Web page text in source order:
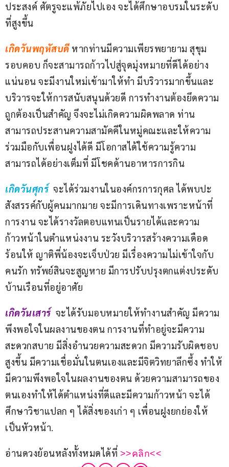
ประสงค์ ศัตรูจะแพ้ภัยไปเอง จะได้ศึกษาอบรมในระดับ
ที่สูงขึ้น
เกิดวันพฤหัสบดี หากท่านมีความเพียรพยายาม สุขุม
รอบคอบ ก็จะสามารถก้าวไปสู่จุดมุ่งหมายที่ดีได้อย่าง
แน่นอน จะมีงานใหม่เข้ามาให้ทำ มีบริวารมากขึ้นและ
บริวารจะให้การสนับสนุนด้วยดี การทำงานต้องยึดความ
ถูกต้องเป็นสำคัญ จึงจะไม่เกิดความผิดพลาด ท่าน
สามารถประสานความสามัคคีในหมู่คณะและให้ความ
ร่วมมือกับเพื่อนฝูงได้ดี มีโอกาสได้ใช้ความรู้ความ
สามารถได้อย่างเต็มที่ มีโชคด้านอาหารการกิน
เกิดวันศุกร์ จะได้ร่วมงานในองค์กรการกุศล ได้พบปะ
สังสรรค์กับผู้คนมากมาย จะมีการเดินทางเพราะหน้าที่
การงาน จะได้รางวัลตอบแทนเป็นรายได้และความ
ก้าวหน้าในตำแหน่งงาน ระวังบริวารสร้างความเดือด
ร้อนให้ ญาติพี่น้องจะเจ็บป่วย มีเรื่องความไม่เข้าใจกับ
คนรัก ทรัพย์สินจะสูญหาย มีการปรับปรุงตกแต่งประดับ
บ้านเรือนที่อยู่อาศัย
เกิดวันเสาร์ จะได้รับมอบหมายให้ทำงานสำคัญ มีความ
พึงพอใจในผลงานของตน การงานที่ทำอยู่จะมีความ
สะดวกสบาย มีสิ่งอำนวยความสะดวก มีความรับผิดชอบ
สูงขึ้น มีความเชื่อมั่นในตนเองและมีจิตวิทยาลึกซึ้ง ทำให้
มีความพึงพอใจในผลงานของตน ด้วยความสามารถของ
ตนเองทำให้ได้ตำแหน่งที่ดีและมีความก้าวหน้า จะได้
ศึกษาวิชาแปลก ๆ ได้สิ่งของเก่า ๆ เพื่อนฝูงยกย่องให้
เป็นหัวหน้า.
อ่านดวงย้อนหลังทั้งหมดได้ที่ >>คลิก<<